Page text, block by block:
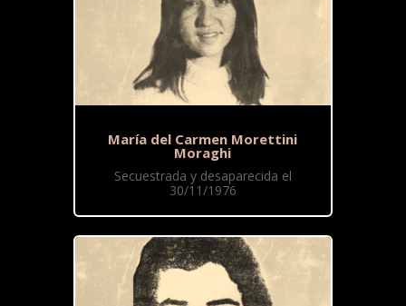
María del Carmen Morettini
Moraghi
Secuestrada y desaparecida el
30/11/1976